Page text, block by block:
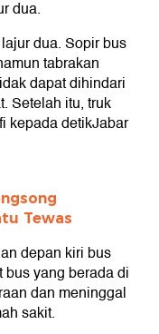
dua.
dua. Sopir bus
tabrakan
dapat dihindari
Setelah itu, truk
kepada detikJabar
Tewas
depan kiri bus
yang berada di
dan meninggal
sakit.